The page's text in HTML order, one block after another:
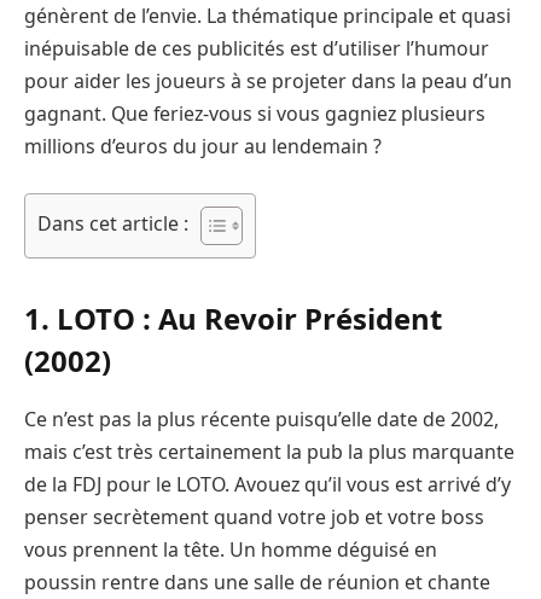
génèrent de l’envie. La thématique principale et quasi
inépuisable de ces publicités est d’utiliser l’humour
pour aider les joueurs à se projeter dans la peau d’un
gagnant. Que feriez-vous si vous gagniez plusieurs
millions d’euros du jour au lendemain ?
Dans cet article :
1. LOTO : Au Revoir Président
(2002)
Ce n’est pas la plus récente puisqu’elle date de 2002,
mais c’est très certainement la pub la plus marquante
de la FDJ pour le LOTO. Avouez qu’il vous est arrivé d’y
penser secrètement quand votre job et votre boss
vous prennent la tête. Un homme déguisé en
poussin rentre dans une salle de réunion et chante